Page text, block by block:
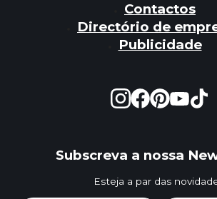
Contactos
Directório de
Publicidade
Subscreva a nossa
Esteja a par das